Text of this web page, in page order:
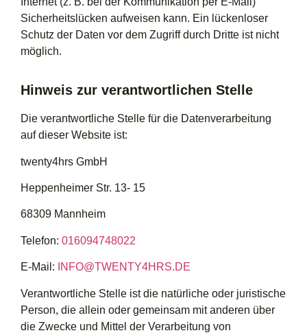
Sicherheitslücken aufweisen kann. Ein lückenloser
Schutz der Daten vor dem Zugriff durch Dritte ist nicht
möglich.
Hinweis zur verantwortlichen Stelle
Die verantwortliche Stelle für die Datenverarbeitung
auf dieser Website ist:
twenty4hrs GmbH
Heppenheimer Str. 13- 15
68309 Mannheim
Telefon: 016094748022
E-Mail: INFO@TWENTY4HRS.DE
Verantwortliche Stelle ist die natürliche oder juristische
Person, die allein oder gemeinsam mit anderen über
die Zwecke und Mittel der Verarbeitung von